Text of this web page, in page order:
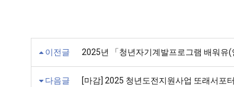
이전글 2025년 「청년자기계발프로그램 배워유
다음글 [마감] 2025 청년도전지원사업 또래서포터